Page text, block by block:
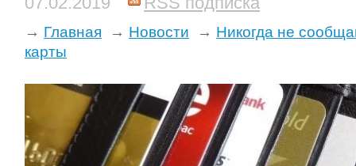
→ Главная → Новости → Никогда не
карты